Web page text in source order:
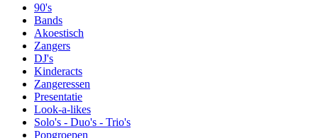
90's
Bands
Akoestisch
Zangers
DJ's
Kinderacts
Zangeressen
Presentatie
Look-a-likes
Solo's - Duo's - Trio's
Popgroepen